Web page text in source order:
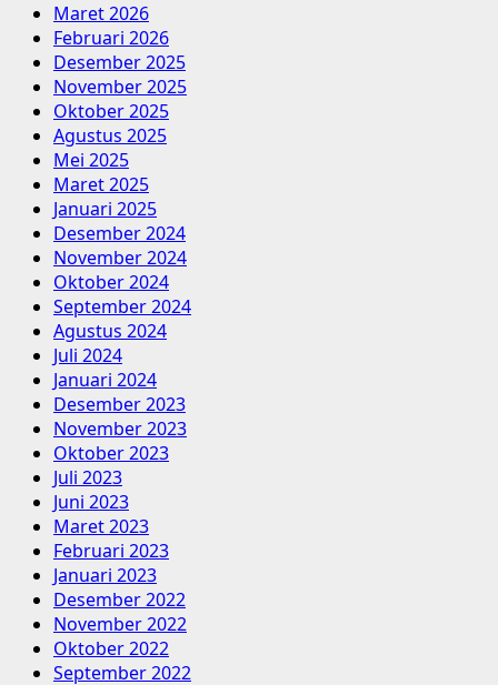
Maret 2026
Februari 2026
Desember 2025
November 2025
Oktober 2025
Agustus 2025
Mei 2025
Maret 2025
Januari 2025
Desember 2024
November 2024
Oktober 2024
September 2024
Agustus 2024
Juli 2024
Januari 2024
Desember 2023
November 2023
Oktober 2023
Juli 2023
Juni 2023
Maret 2023
Februari 2023
Januari 2023
Desember 2022
November 2022
Oktober 2022
September 2022